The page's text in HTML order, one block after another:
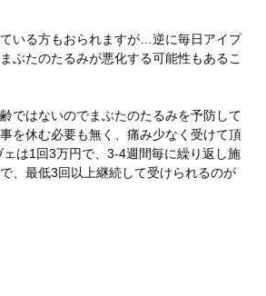
いる方もおられますが…逆に毎日アイプ
ぶたのたるみが悪化する可能性もあるこ
ではないのでまぶたのたるみを予防して
を休む必要も無く、痛み少なく受けて頂
ェは1回3万円で、3-4週間毎に繰り返し施
、最低3回以上継続して受けられるのが